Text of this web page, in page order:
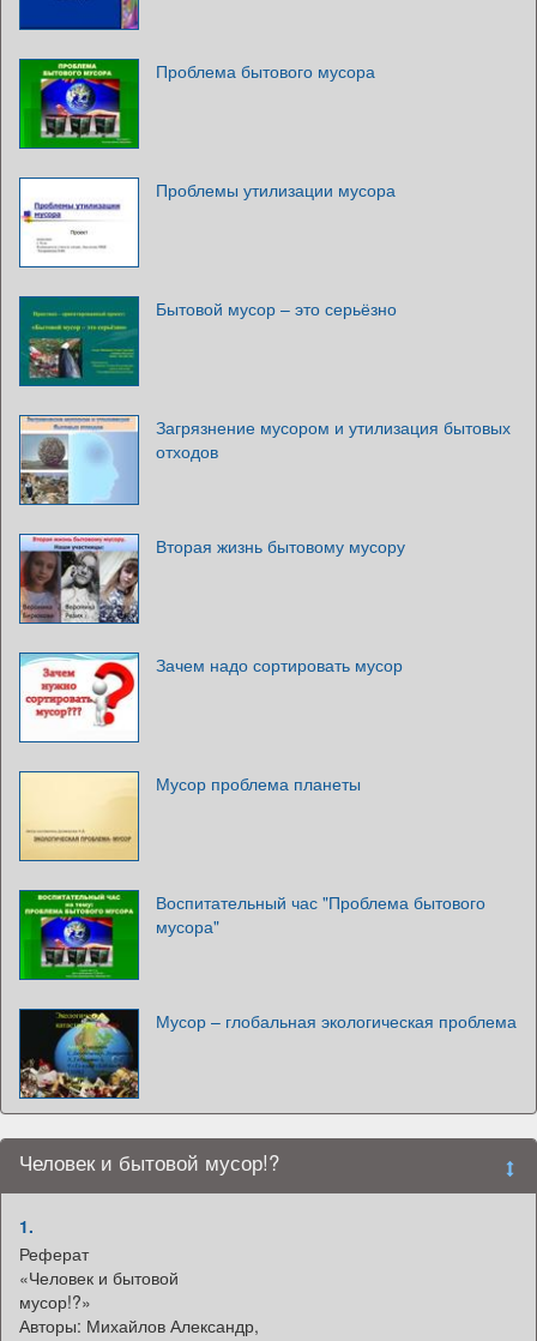
Проблема бытового мусора
Проблемы утилизации мусора
Бытовой мусор – это серьёзно
Загрязнение мусором и утилизация бытовых
отходов
Вторая жизнь бытовому мусору
Зачем надо сортировать мусор
Мусор проблема планеты
Воспитательный час "Проблема бытового
мусора"
Мусор – глобальная экологическая проблема
Человек и бытовой мусор!?
1.
Реферат
«Человек и бытовой
мусор!?»
Авторы: Михайлов Александр,